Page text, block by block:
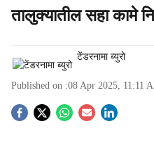
तालुक्‍यातील सहा कामे
टेंडरनामा ब्युरो
Published on :08 Apr 2025, 11:11
S